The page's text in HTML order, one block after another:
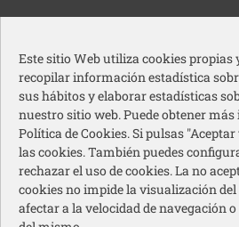
Este sitio Web utiliza cookies propias
recopilar información estadística
sus hábitos y elaborar estadísticas
nuestro sitio web. Puede obtener
Política de Cookies. Si pulsas
las cookies. También puedes
rechazar el uso de cookies. La no
cookies no impide la visualización
afectar a la velocidad de navegación
Ayuntamiento de